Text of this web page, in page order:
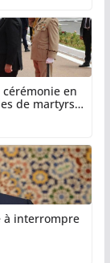
en
de martyrs
de la lutte